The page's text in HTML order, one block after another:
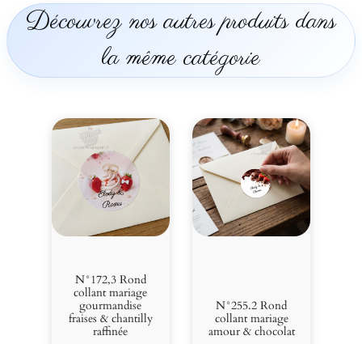
Découvrez nos autres produits dans
la même catégorie
N°172,3 Rond
collant mariage
gourmandise
fraises & chantilly
raffinée
N°255.2 Rond
collant mariage
amour & chocolat